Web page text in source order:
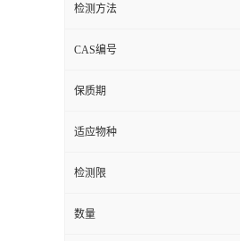
检测方法
CAS编号
保质期
适应物种
检测限
数量